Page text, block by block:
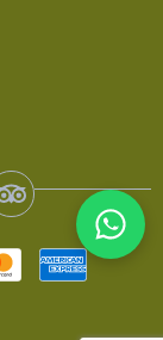
T
r
i
p